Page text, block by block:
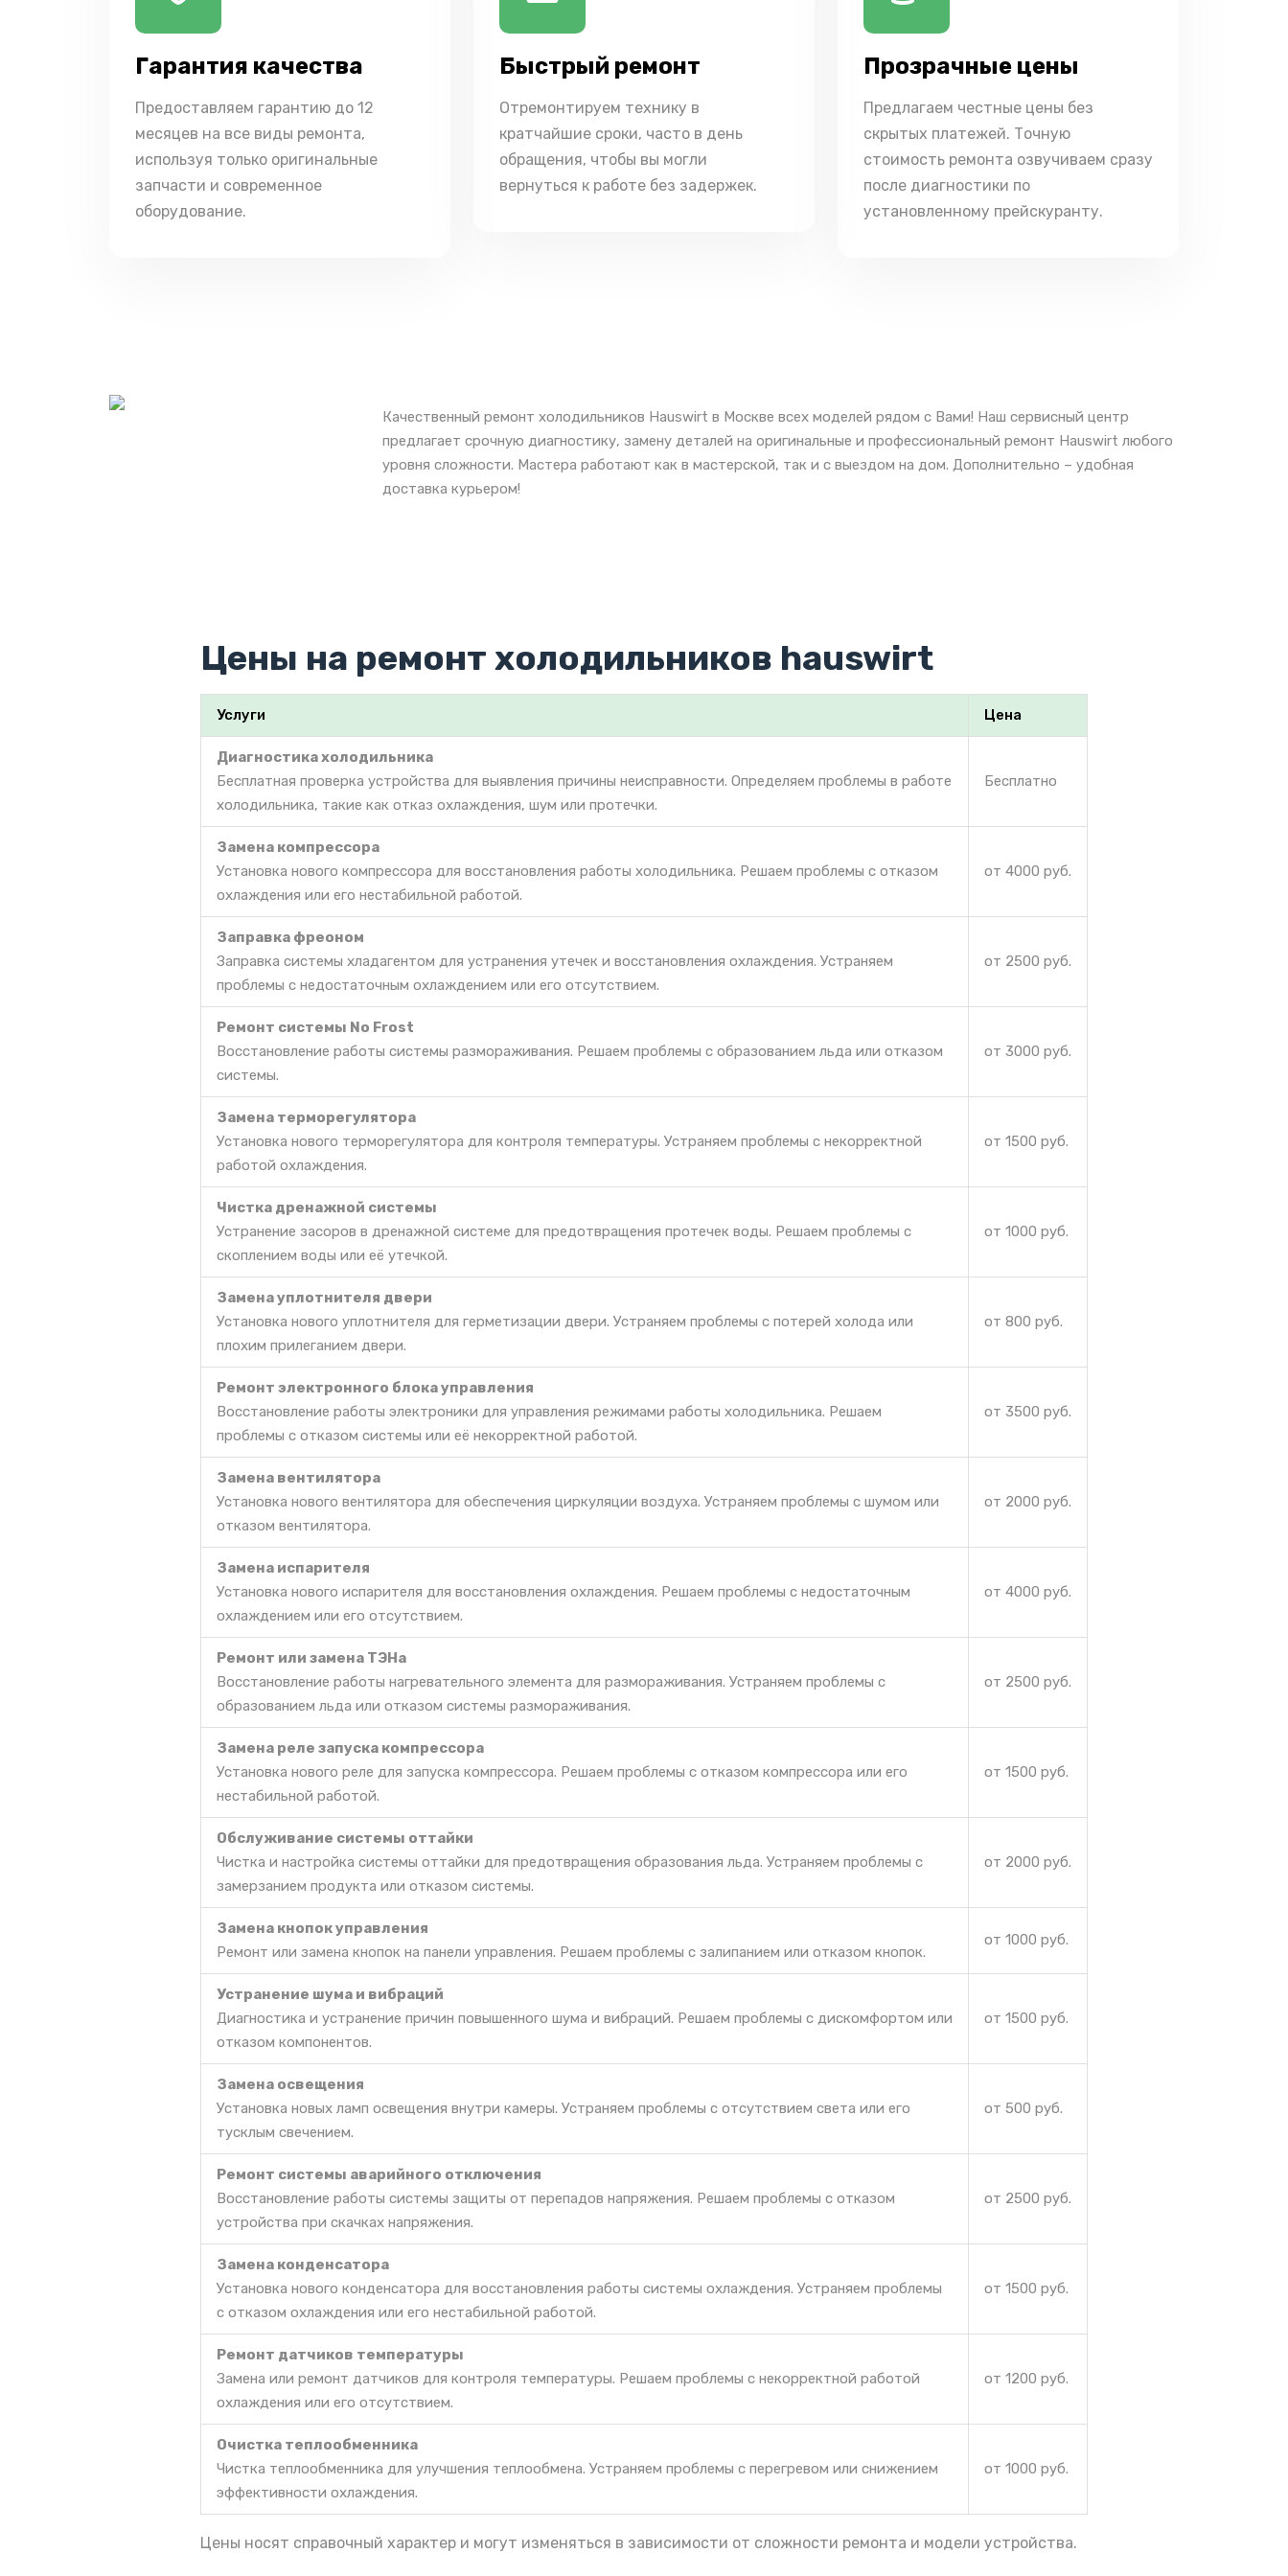
Гарантия качества
Предоставляем гарантию до 12
месяцев на все виды ремонта,
используя только оригинальные
запчасти и современное
оборудование.
Быстрый ремонт
Отремонтируем технику в
кратчайшие сроки, часто в день
обращения, чтобы вы могли
вернуться к работе без задержек.
Прозрачные цены
Предлагаем честные цены без
скрытых платежей. Точную
стоимость ремонта озвучиваем сразу
после диагностики по
установленному прейскуранту.
Качественный ремонт холодильников Hauswirt в Москве всех моделей рядом с Вами! Наш сервисный центр
предлагает срочную диагностику, замену деталей на оригинальные и профессиональный ремонт Hauswirt любого
уровня сложности. Мастера работают как в мастерской, так и с выездом на дом. Дополнительно – удобная
доставка курьером!
Цены на ремонт холодильников hauswirt
Услуги Цена
Диагностика холодильника
Бесплатная проверка устройства для выявления причины неисправности. Определяем проблемы в работе
холодильника, такие как отказ охлаждения, шум или протечки.
Бесплатно
Замена компрессора
Установка нового компрессора для восстановления работы холодильника. Решаем проблемы с отказом
охлаждения или его нестабильной работой.
от 4000 руб.
Заправка фреоном
Заправка системы хладагентом для устранения утечек и восстановления охлаждения. Устраняем
проблемы с недостаточным охлаждением или его отсутствием.
от 2500 руб.
Ремонт системы No Frost
Восстановление работы системы размораживания. Решаем проблемы с образованием льда или отказом
системы.
от 3000 руб.
Замена терморегулятора
Установка нового терморегулятора для контроля температуры. Устраняем проблемы с некорректной
работой охлаждения.
от 1500 руб.
Чистка дренажной системы
Устранение засоров в дренажной системе для предотвращения протечек воды. Решаем проблемы с
скоплением воды или её утечкой.
от 1000 руб.
Замена уплотнителя двери
Установка нового уплотнителя для герметизации двери. Устраняем проблемы с потерей холода или
плохим прилеганием двери.
от 800 руб.
Ремонт электронного блока управления
Восстановление работы электроники для управления режимами работы холодильника. Решаем
проблемы с отказом системы или её некорректной работой.
от 3500 руб.
Замена вентилятора
Установка нового вентилятора для обеспечения циркуляции воздуха. Устраняем проблемы с шумом или
отказом вентилятора.
от 2000 руб.
Замена испарителя
Установка нового испарителя для восстановления охлаждения. Решаем проблемы с недостаточным
охлаждением или его отсутствием.
от 4000 руб.
Ремонт или замена ТЭНа
Восстановление работы нагревательного элемента для размораживания. Устраняем проблемы с
образованием льда или отказом системы размораживания.
от 2500 руб.
Замена реле запуска компрессора
Установка нового реле для запуска компрессора. Решаем проблемы с отказом компрессора или его
нестабильной работой.
от 1500 руб.
Обслуживание системы оттайки
Чистка и настройка системы оттайки для предотвращения образования льда. Устраняем проблемы с
замерзанием продукта или отказом системы.
от 2000 руб.
Замена кнопок управления
Ремонт или замена кнопок на панели управления. Решаем проблемы с залипанием или отказом кнопок.
от 1000 руб.
Устранение шума и вибраций
Диагностика и устранение причин повышенного шума и вибраций. Решаем проблемы с дискомфортом или
отказом компонентов.
от 1500 руб.
Замена освещения
Установка новых ламп освещения внутри камеры. Устраняем проблемы с отсутствием света или его
тусклым свечением.
от 500 руб.
Ремонт системы аварийного отключения
Восстановление работы системы защиты от перепадов напряжения. Решаем проблемы с отказом
устройства при скачках напряжения.
от 2500 руб.
Замена конденсатора
Установка нового конденсатора для восстановления работы системы охлаждения. Устраняем проблемы
с отказом охлаждения или его нестабильной работой.
от 1500 руб.
Ремонт датчиков температуры
Замена или ремонт датчиков для контроля температуры. Решаем проблемы с некорректной работой
охлаждения или его отсутствием.
от 1200 руб.
Очистка теплообменника
Чистка теплообменника для улучшения теплообмена. Устраняем проблемы с перегревом или снижением
эффективности охлаждения.
от 1000 руб.
Цены носят справочный характер и могут изменяться в зависимости от сложности ремонта и модели устройства.